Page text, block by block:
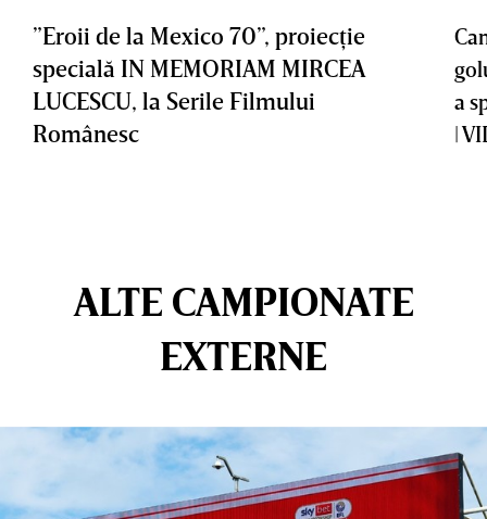
”Eroii de la Mexico 70”, proiecţie
specială IN MEMORIAM MIRCEA
LUCESCU, la Serile Filmului
Românesc
a
|
ALTE CAMPIONATE
EXTERNE